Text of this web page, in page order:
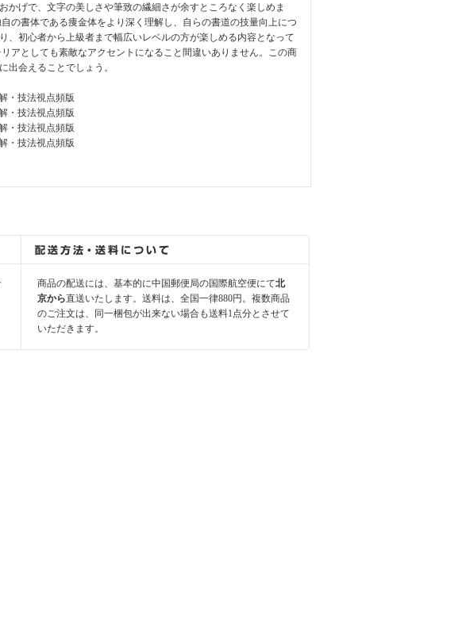
げで、文字の美しさや筆致の繊細さが余すところなく楽しめま
の書体である痩金体をより深く理解し、自らの書道の技量向上につ
、初心者から上級者まで幅広いレベルの方が楽しめる内容となって
アとしても素敵なアクセントになること間違いありません。この商
出会えることでしょう。
商品の配送には、基本的に中国郵便局の国際航空便にて北
京から直送いたします。送料は、全国一律880円。複数商品
のご注文は、同一梱包が出来ない場合も送料1点分とさせて
いただきます。